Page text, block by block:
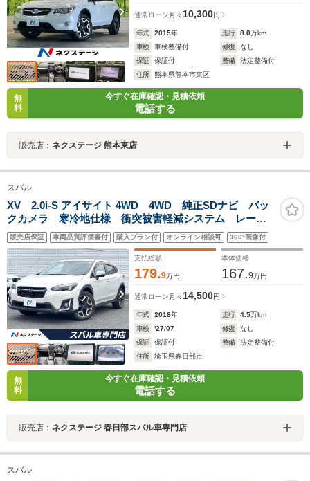
通常ローン 月々 10,300円
年式 2015年 走行 8.0万km
車検
車検整備付 修復
なし
保証
保証付 整備
法定整備付
住所
熊本県熊本市東区
無
料
今すぐ在庫確認・見積依頼
電話する
販売店： ネクステージ 熊本東店
スバル
XV 2.0i-S アイサイト 4WD 4WD 純正SDナビ バッ
クカメラ 寒冷地仕様 衝突被害軽減システム レーダ
ークルーズ 禁煙車 パワーシート ドラレコ スマー
トキー LEDヘッド ETC2.0 純正18インチアルミ
販売店保証 車両品質評価書付 購入プラン付 オンライン相談可 360°画像付
支払総額
179.9万円
本体価格
167.9万円
通常ローン 月々14,500円
年式 2018年 走行 4.5万km
車検
'27/07 修復
なし
保証
保証付 整備
法定整備付
住所
埼玉県春日部市
無
料
今すぐ在庫確認・見積依頼
電話する
販売店： ネクステージ 春日部スバル車専門店
スバル